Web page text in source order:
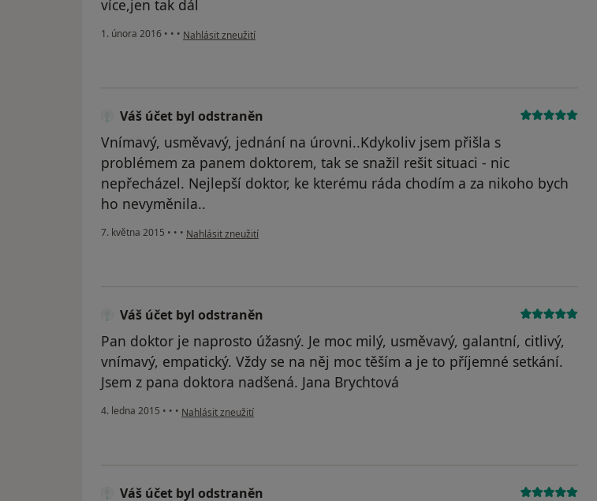
více,jen tak dál
1. února 2016 • • • podle názoru uživatele Váš účet byl odstraněn
Nahlásit zneužití
Váš účet byl odstraněn
Vnímavý, usměvavý, jednání na úrovni..Kdykoliv jsem přišla s
problémem za panem doktorem, tak se snažil rešit situaci - nic
nepřecházel. Nejlepší doktor, ke kterému ráda chodím a za nikoho bych
ho nevyměnila..
7. května 2015 • • • podle názoru uživatele Váš účet byl odstraněn
Nahlásit zneužití
Váš účet byl odstraněn
Pan doktor je naprosto úžasný. Je moc milý, usměvavý, galantní, citlivý,
vnímavý, empatický. Vždy se na něj moc těším a je to příjemné setkání.
Jsem z pana doktora nadšená. Jana Brychtová
4. ledna 2015 • • • podle názoru uživatele Váš účet byl odstraněn
Nahlásit zneužití
Váš účet byl odstraněn